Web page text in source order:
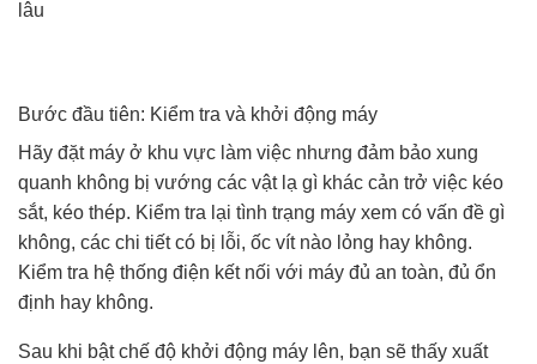
Bước đầu tiên: Kiểm tra và khởi động máy
Hãy đặt máy ở khu vực làm việc nhưng đảm bảo xung
quanh không bị vướng các vật lạ gì khác cản trở việc kéo
sắt, kéo thép. Kiểm tra lại tình trạng máy xem có vấn đề gì
không, các chi tiết có bị lỗi, ốc vít nào lỏng hay không.
Kiểm tra hệ thống điện kết nối với máy đủ an toàn, đủ ổn
định hay không.
Sau khi bật chế độ khởi động máy lên, bạn sẽ thấy xuất